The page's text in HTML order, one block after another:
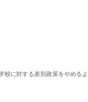
に対する差別政策をやめ